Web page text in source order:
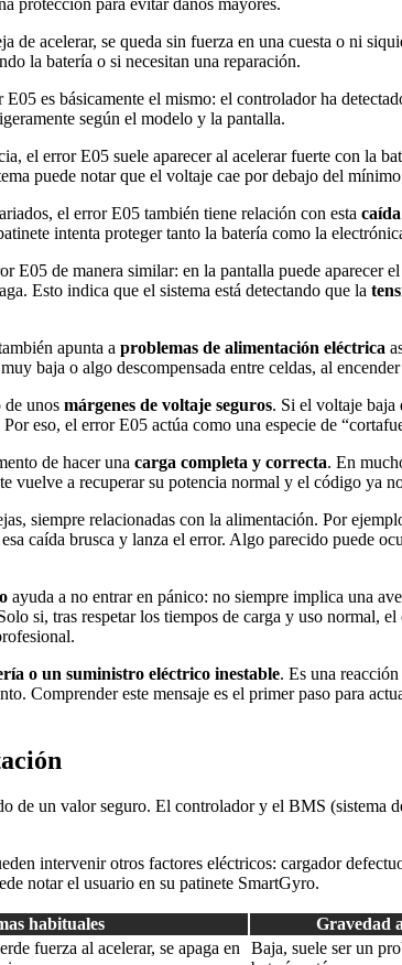
de acelerar, se queda sin fuerza en una cuesta o ni
la batería o si necesitan una reparación.
es básicamente el mismo: el controlador ha
según el modelo y la pantalla.
el error E05 suele aparecer al acelerar fuerte con la
puede notar que el voltaje cae por debajo del
el error E05 también tiene relación con esta
intenta proteger tanto la batería como la
de manera similar: en la pantalla puede aparecer
Esto indica que el sistema está detectando que la
apunta a problemas de alimentación eléctrica
baja o algo descompensada entre celdas, al
de unos márgenes de voltaje seguros. Si el voltaje baja
eso, el error E05 actúa como una especie de
de hacer una carga completa y correcta. En
vuelve a recuperar su potencia normal y el código ya
siempre relacionadas con la alimentación. Por
caída brusca y lanza el error. Algo parecido puede
ayuda a no entrar en pánico: no siempre implica una
si, tras respetar los tiempos de carga y uso normal,
o un suministro eléctrico inestable. Es una
Comprender este mensaje es el primer paso para
de un valor seguro. El controlador y el BMS (sistema
intervenir otros factores eléctricos: cargador
notar el usuario en su patinete SmartGyro.
habituales Gravedad
fuerza al acelerar, se apaga en Baja, suele ser un